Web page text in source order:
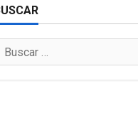
Buscar: